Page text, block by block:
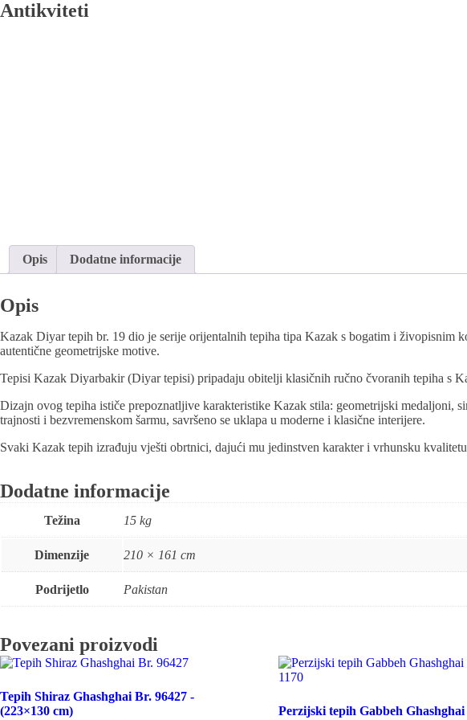
Antikviteti
Opis Dodatne informacije
Opis
Kazak Diyar tepih br. 19 dio je serije orijentalnih tepiha tipa Kazak s bogatim i živopisnim
autentične geometrijske motive.
Tepisi Kazak Diyarbakir (Diyar tepisi) pripadaju obitelji klasičnih ručno čvoranih tepiha s
Dizajn ovog tepiha ističe prepoznatljive karakteristike Kazak stila: geometrijski medaljoni,
trajnosti i bezvremenskom šarmu, savršeno se uklapa u moderne i klasične interijere.
Svaki Kazak tepih izrađuju vješti obrtnici, dajući mu jedinstven karakter i vrhunsku
Dodatne informacije
Težina 15 kg
Dimenzije 210 × 161 cm
Podrijetlo Pakistan
Povezani proizvodi
Tepih Shiraz Ghashghai Br. 96427 -
(223×130 cm)
Perzijski tepih Gabbeh